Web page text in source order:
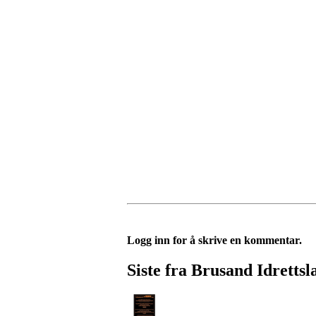
Logg inn for å skrive en kommentar.
Siste fra Brusand